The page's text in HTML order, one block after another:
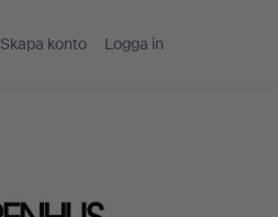
Skapa konto Logga in